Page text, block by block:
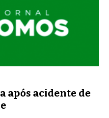
após acidente de